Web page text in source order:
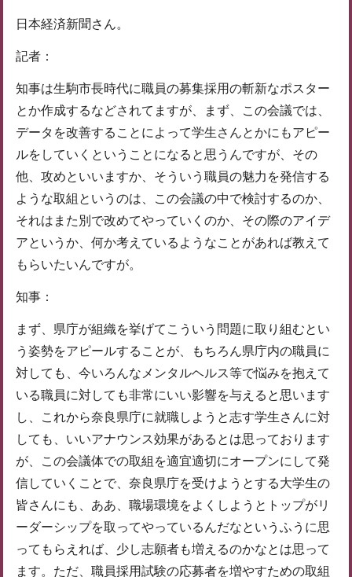
日本経済新聞さん。
記者：
知事は生駒市長時代に職員の募集採用の斬新なポスター
とか作成するなどされてますが、まず、この会議では、
データを改善することによって学生さんとかにもアピー
ルをしていくということになると思うんですが、その
他、攻めといいますか、そういう職員の魅力を発信する
ような取組というのは、この会議の中で検討するのか、
それはまた別で改めてやっていくのか、その際のアイデ
アというか、何か考えているようなことがあれば教えて
もらいたいんですが。
知事：
まず、県庁が組織を挙げてこういう問題に取り組むとい
う姿勢をアピールすることが、もちろん県庁内の職員に
対しても、今いろんなメンタルヘルス等で悩みを抱えて
いる職員に対しても非常にいい影響を与えると思います
し、これから奈良県庁に就職しようと志す学生さんに対
しても、いいアナウンス効果があるとは思っております
が、この会議体での取組を適宜適切にオープンにして発
信していくことで、奈良県庁を受けようとする大学生の
皆さんにも、ああ、職場環境をよくしようとトップがリ
ーダーシップを取ってやっているんだなというふうに思
ってもらえれば、少し志願者も増えるのかなとは思って
ます。ただ、職員採用試験の応募者を増やすための取組